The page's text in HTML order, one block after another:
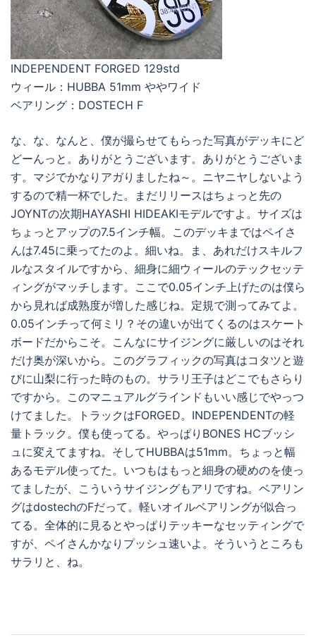
INDEPENDENT FORGED 129std
ウィール：HUBBA 51mm ややワイド
ベアリング：DOSTECH F
な、な、なんと、僕が撮らせてもらった写真がデッキにど
どーんっと。ありがとうございます。ありがとうございま
す。マジでかなりアガりましたね～。ニヤニヤしないよう
するので精一杯でした。まだリリースはちょっと先の
JOYNTの次期HAYASHI HIDEAKIモデルですよ。サイズは
ちょっとアップの7.5インチ幅。このデッキまではペイさ
んは7.45に乗ってたのよ。細いね。ま、あれだけスキルフ
ルなスタイルですから、細身に細ウィールのテックセッテ
ィングがマッチします。ここで0.05インチ上げたのは僕ら
から見れば成熟度が増した感じね。定規で測ってみてよ。
0.05インチって何ミリ？その違いが出てくるのはスケート
ボードだからこそ。こんなにサイジングに厳しいのはそれ
だけ奥が深いから。このグラフィックの写真はコタツと遊
びに山梨に行った時のもの。サラリ王子はどこでもさらり
ですから。このマニュアルグラインドもいい感じでやっつ
けてました。トラックはFORGED。INDEPENDENTの軽
量トラック。僕も使ってる。やっぱりBONES HCブッシ
ュに変えてますね。そしてHUBBAは51mm。ちょっと幅
あるモデル使ってた。いつもはもっと細身の硬めのを使っ
てましたが、こういうサイジングもアリですね。ベアリン
グはdostechのFだって。軽いオイルベアリングが似合っ
てる。全体的に見るとやっぱりテッキーなセッティングで
すが、ペイさんかなりプッシュ速いよ。そういうところも
サラリと、ね。